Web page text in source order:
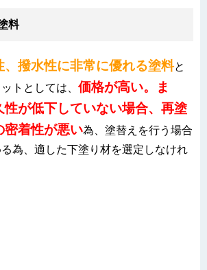
料
、撥水性に非常に優れる塗料と
トとしては、 価格が高い。ま
性が低下していない場合、再塗
密着性が悪い為、塗替えを行う場合
為、適した下塗り材を選定しなけれ